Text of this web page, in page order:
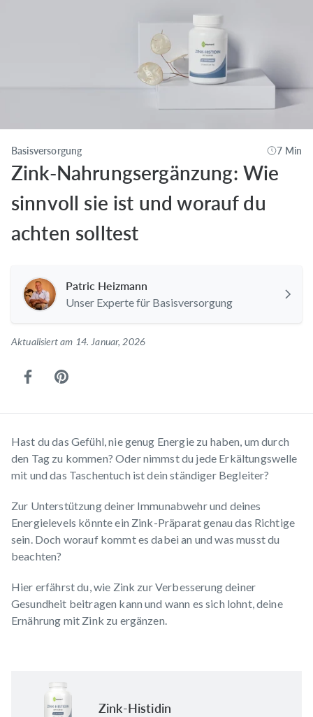
Basisversorgung 7 Min
Zink-Nahrungsergänzung: Wie
sinnvoll sie ist und worauf du
achten solltest
Patric Heizmann
Unser Experte für Basisversorgung
Aktualisiert am 14. Januar, 2026
Hast du das Gefühl, nie genug Energie zu haben, um durch
den Tag zu kommen? Oder nimmst du jede Erkältungswelle
mit und das Taschentuch ist dein ständiger Begleiter?
Zur Unterstützung deiner Immunabwehr und deines
Energielevels könnte ein Zink-Präparat genau das Richtige
sein. Doch worauf kommt es dabei an und was musst du
beachten?
Hier erfährst du, wie Zink zur Verbesserung deiner
Gesundheit beitragen kann und wann es sich lohnt, deine
Ernährung mit Zink zu ergänzen.
Zink-Histidin